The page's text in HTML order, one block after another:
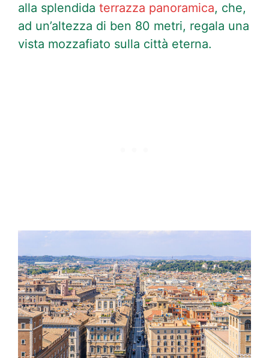
alla splendida terrazza panoramica, che,
ad un’altezza di ben 80 metri, regala una
vista mozzafiato sulla città eterna.